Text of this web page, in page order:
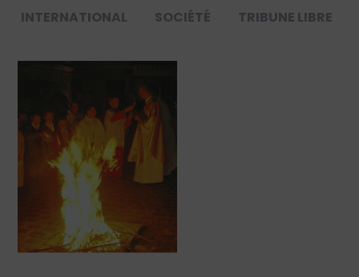
INTERNATIONAL
SOCIÉTÉ TRIBUNE LIBRE